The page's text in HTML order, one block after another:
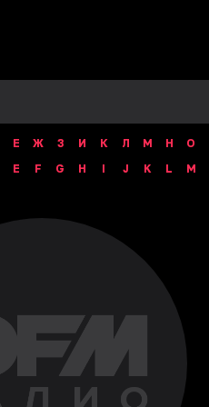
Е Ж З И К Л М Н О
E F G H I J K L M